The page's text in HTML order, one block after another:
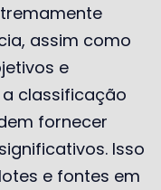
assim como
e
classificação
fornecer
Isso
e fontes em